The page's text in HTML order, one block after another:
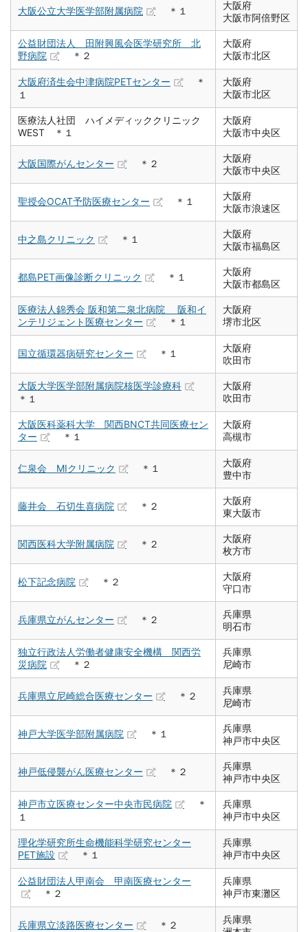
大阪公立大学医学部附属病院 ＊１
大阪府
大阪市阿倍野区
公益財団法人 田附興風会医学研究所 北
野病院
＊２
大阪府
大阪市北区
大阪府済生会中津病院PETセンター
＊
１
大阪府
大阪市北区
医療法人社団 ハイメディッククリニック
WEST ＊１
大阪府
大阪市中央区
大阪国際がんセンター ＊２
大阪府
大阪市中央区
聖授会OCAT予防医療センター ＊１
大阪府
大阪市浪速区
中之島クリニック ＊１
大阪府
大阪市福島区
都島PET画像診断クリニック ＊１
大阪府
大阪市都島区
医療法人錦秀会 阪和第二泉北病院 阪和イ
ンテリジェント医療センター
＊１
大阪府
堺市北区
国立循環器病研究センター ＊１
大阪府
吹田市
大阪大学医学部附属病院核医学診療科
＊１
大阪府
吹田市
大阪医科薬科大学 関西BNCT共同医療セン
ター
＊１
大阪府
高槻市
仁泉会 MIクリニック ＊１
大阪府
豊中市
藤井会 石切生喜病院 ＊２
大阪府
東大阪市
関西医科大学附属病院 ＊２
大阪府
枚方市
松下記念病院 ＊２
大阪府
守口市
兵庫県立がんセンター ＊２
兵庫県
明石市
独立行政法人労働者健康安全機構 関西労
災病院
＊２
兵庫県
尼崎市
兵庫県立尼崎総合医療センター ＊２
兵庫県
尼崎市
神戸大学医学部附属病院 ＊１
兵庫県
神戸市中央区
神戸低侵襲がん医療センター ＊２
兵庫県
神戸市中央区
神戸市立医療センター中央市民病院
＊
１
兵庫県
神戸市中央区
理化学研究所生命機能科学研究センター
PET施設
＊１
兵庫県
神戸市中央区
公益財団法人甲南会 甲南医療センター
＊２
兵庫県
神戸市東灘区
兵庫県立淡路医療センター ＊２
兵庫県